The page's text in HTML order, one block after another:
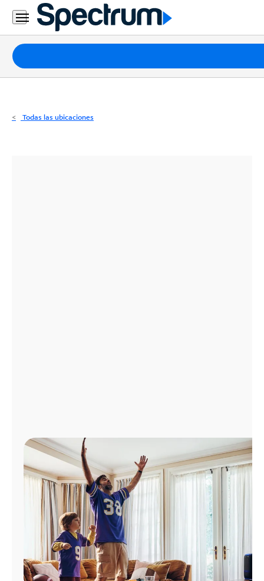
Residencial
Business
Paquetes
Internet
Todas las ubicaciones